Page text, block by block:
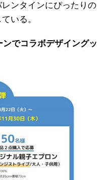
ンタインにぴったりの
いる。
でコラボデザイングッ